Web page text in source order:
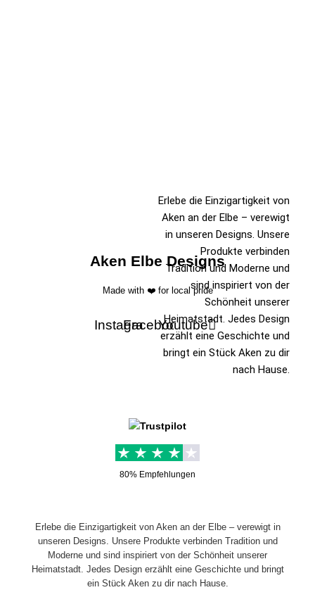
Aken Elbe Designs
Made with ❤️ for local pride
InstagramFacebookYoutube
Erlebe die Einzigartigkeit von
Aken an der Elbe – verewigt
in unseren Designs. Unsere
Produkte verbinden
Tradition und Moderne und
sind inspiriert von der
Schönheit unserer
Heimatstadt. Jedes Design
erzählt eine Geschichte und
bringt ein Stück Aken zu dir
nach Hause.
80% Empfehlungen
Erlebe die Einzigartigkeit von Aken an der Elbe – verewigt in
unseren Designs. Unsere Produkte verbinden Tradition und
Moderne und sind inspiriert von der Schönheit unserer
Heimatstadt. Jedes Design erzählt eine Geschichte und bringt
ein Stück Aken zu dir nach Hause.